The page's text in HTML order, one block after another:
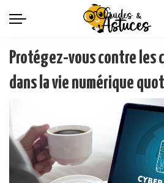
Protégez-vous contre les
dans la vie numérique